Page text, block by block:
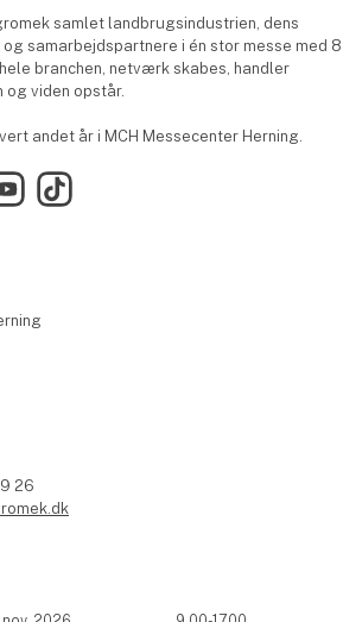
samlet landbrugsindustrien, dens
samarbejdspartnere i én stor messe med 8
branchen, netværk skabes, handler
og viden opstår.
andet år i MCH Messecenter Herning.
TikTok
26